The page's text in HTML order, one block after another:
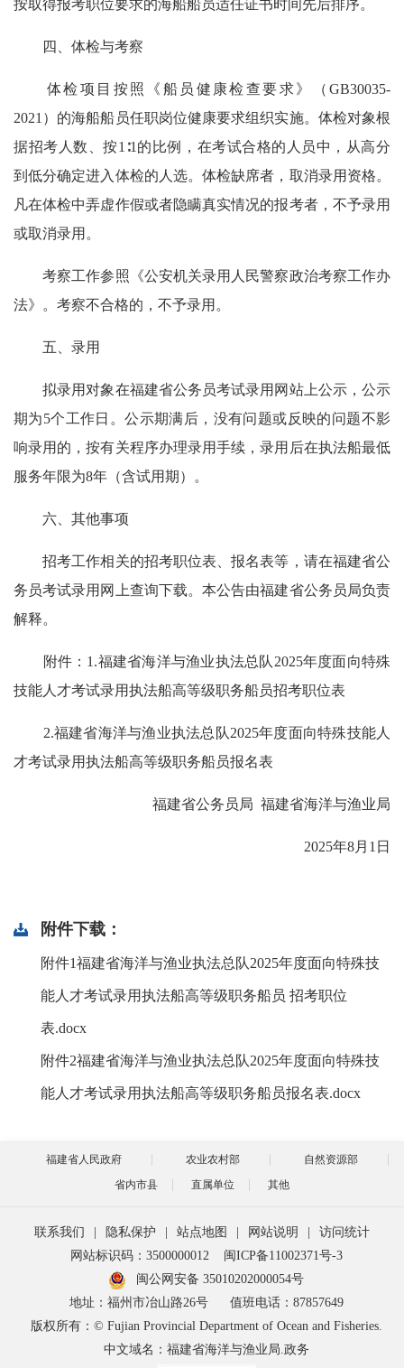
按取得报考职位要求的海船船员适任证书时间先后排序。
四、体检与考察
体检项目按照《船员健康检查要求》（GB30035-
2021）的海船船员任职岗位健康要求组织实施。体检对象根
据招考人数、按1∶1的比例，在考试合格的人员中，从高分
到低分确定进入体检的人选。体检缺席者，取消录用资格。
凡在体检中弄虚作假或者隐瞒真实情况的报考者，不予录用
或取消录用。
考察工作参照《公安机关录用人民警察政治考察工作办
法》。考察不合格的，不予录用。
五、录用
拟录用对象在福建省公务员考试录用网站上公示，公示
期为5个工作日。公示期满后，没有问题或反映的问题不影
响录用的，按有关程序办理录用手续，录用后在执法船最低
服务年限为8年（含试用期）。
六、其他事项
招考工作相关的招考职位表、报名表等，请在福建省公
务员考试录用网上查询下载。本公告由福建省公务员局负责
解释。
附件：1.福建省海洋与渔业执法总队2025年度面向特殊
技能人才考试录用执法船高等级职务船员招考职位表
2.福建省海洋与渔业执法总队2025年度面向特殊技能人
才考试录用执法船高等级职务船员报名表
福建省公务员局 福建省海洋与渔业局
2025年8月1日
附件下载：
附件1福建省海洋与渔业执法总队2025年度面向特殊技
能人才考试录用执法船高等级职务船员 招考职位
表.docx
附件2福建省海洋与渔业执法总队2025年度面向特殊技
能人才考试录用执法船高等级职务船员报名表.docx
福建省人民政府 农业农村部
自然资源部
省内市县
直属单位 其他
联系我们 隐私保护 站点地图 网站说明
访问统计
网站标识码：3500000012
闽ICP备11002371号-3
闽公网安备 35010202000054号
地址：福州市冶山路26号
值班电话：87857649
版权所有：© Fujian Provincial Department of Ocean and Fisheries.
中文域名：福建省海洋与渔业局.政务